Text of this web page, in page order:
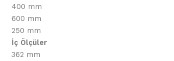
400 mm
600 mm
250 mm
İç Ölçüler
362 mm